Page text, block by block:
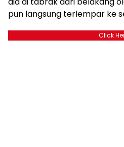
pun langsung terlempar ke
Click